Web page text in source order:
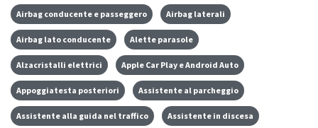
Airbag conducente e passeggero Airbag laterali
Airbag lato conducente Alette parasole
Alzacristalli elettrici Apple Car Play e Android Auto
Appoggiatesta posteriori Assistente al parcheggio
Assistente alla guida nel traffico Assistente in discesa